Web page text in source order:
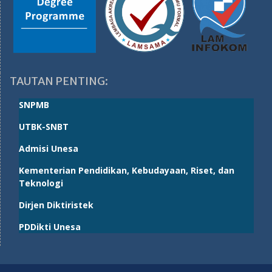
TAUTAN PENTING:
SNPMB
UTBK-SNBT
Admisi Unesa
Kementerian Pendidikan, Kebudayaan, Riset, dan
Teknologi
Dirjen Diktiristek
PDDikti Unesa